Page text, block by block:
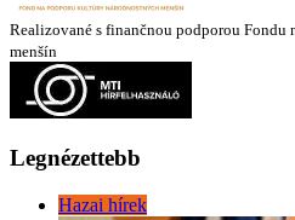
Realizované s finančnou podporou
menšín
Legnézettebb
Hazai hírek